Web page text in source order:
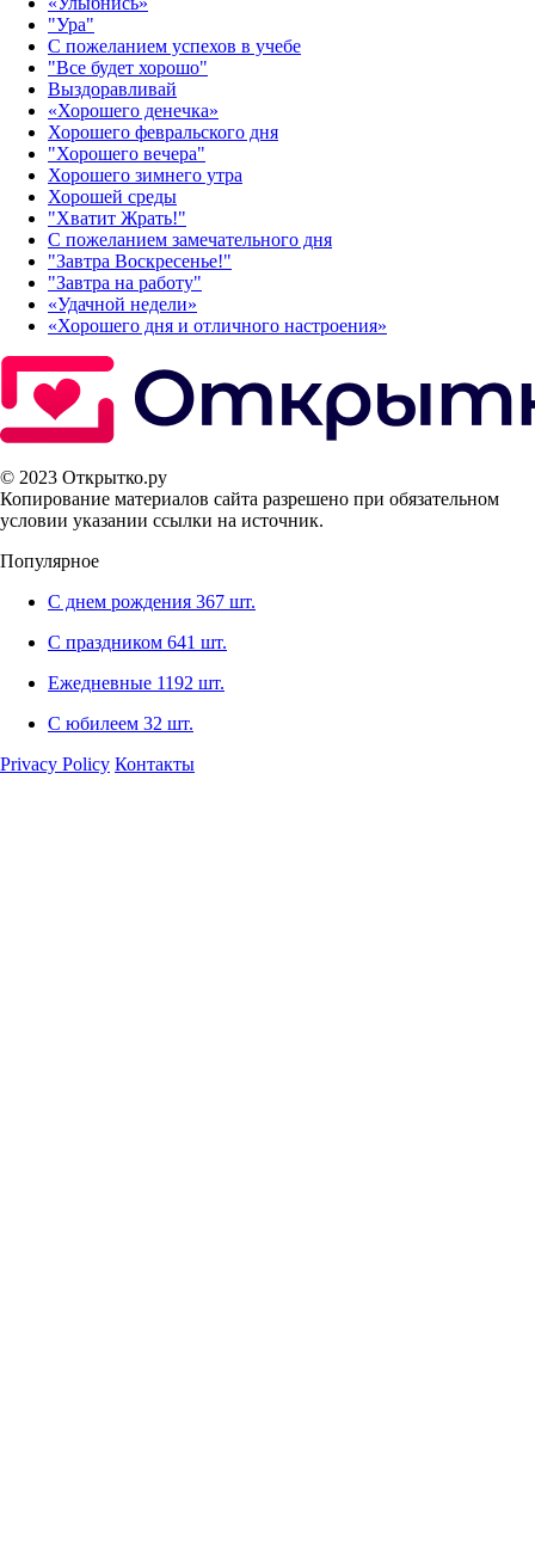
"Ура"
С пожеланием успехов в учебе
"Все будет хорошо"
Выздоравливай
«‎Хорошего денечка»‎
Хорошего февральского дня
"Хорошего вечера"
Хорошего зимнего утра
Хорошей среды
"Хватит Жрать!"
С пожеланием замечательного дня
"Завтра Воскресенье!"
"Завтра на работу"
«Удачной недели»‎
«Хорошего дня и отличного настроения»‎
© 2023 Открытко.ру
Копирование материалов сайта разрешено при обязательном
условии указании ссылки на источник.
Популярное
С днем рождения 367 шт.
С праздником 641 шт.
Ежедневные 1192 шт.
С юбилеем 32 шт.
Privacy Policy Контакты